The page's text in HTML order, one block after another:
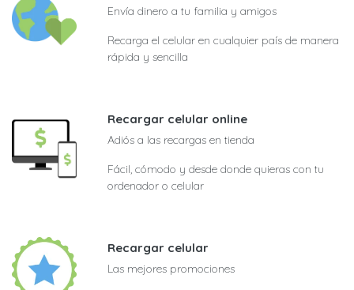
Envía dinero a tu familia y amigos
Recarga el celular en cualquier país de manera
rápida y sencilla
Recargar celular online
Adiós a las recargas en tienda
Fácil, cómodo y desde donde quieras con tu
ordenador o celular
Recargar celular
Las mejores promociones